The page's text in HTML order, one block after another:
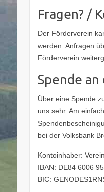
Fragen? /
Der Förderverein
werden. Anfragen
Förderverein
Spende
Über eine Spende
uns sehr. Am
bei der Volksbank
Kontoinhaber:
IBAN: DE84 6006
BIC: